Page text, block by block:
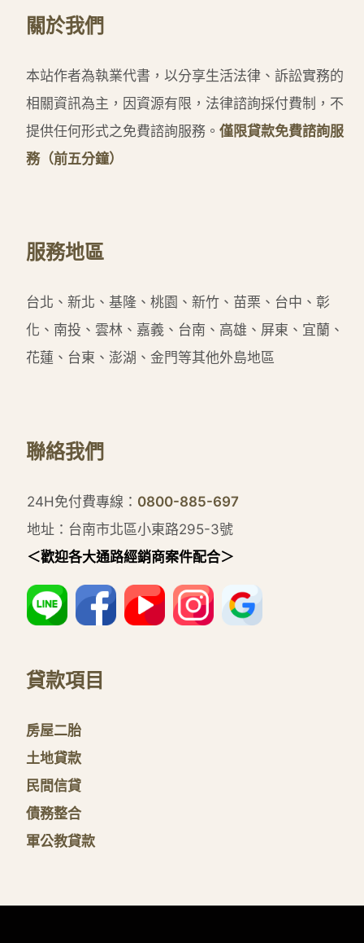
關於我們
本站作者為執業代書，以分享生活法律、訴訟實務的
相關資訊為主，因資源有限，法律諮詢採付費制，不
提供任何形式之免費諮詢服務。 僅限貸款免費諮詢服
務（前五分鐘）
服務地區
台北、新北、基隆、桃園、新竹、苗栗、台中、彰
化、南投、雲林、嘉義、台南、高雄、屏東、宜蘭、
花蓮、台東、澎湖、金門等其他外島地區
聯絡我們
24H免付費專線： 0800-885-697
地址：台南市北區小東路295-3號
＜歡迎各大通路經銷商案件配合＞
貸款項目
房屋二胎
土地貸款
民間信貸
債務整合
軍公教貸款